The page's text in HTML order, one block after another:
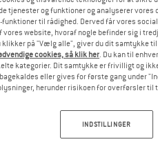
tjenester og funktioner og analyserer
til rådighed. Derved får vores
vores website, hvoraf nogle befinder sig i
klikker på "Vælg alle", giver du dit samtykke
cookies, så klik her. Du kan til
kategorier. Dit samtykke er frivilligt og
eller gives for første gang under
herunder risikoen for overførsler til
INDSTILLINGER